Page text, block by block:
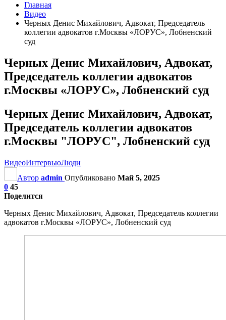
Главная
Видео
Черных Денис Михайлович, Адвокат, Председатель
коллегии адвокатов г.Москвы «ЛОРУС», Лобненский
суд
Черных Денис Михайлович, Адвокат,
Председатель коллегии адвокатов
г.Москвы «ЛОРУС», Лобненский суд
Черных Денис Михайлович, Адвокат,
Председатель коллегии адвокатов
г.Москвы "ЛОРУС", Лобненский суд
ВидеоИнтервьюЛюди
Автор admin Опубликовано Май 5, 2025
0 45
Поделится
Черных Денис Михайлович, Адвокат, Председатель коллегии
адвокатов г.Москвы «ЛОРУС», Лобненский суд